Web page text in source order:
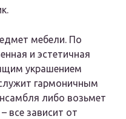
мебели. По
и эстетичная
украшением
гармоничным
либо возьмет
все зависит от